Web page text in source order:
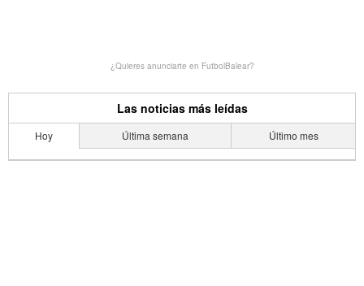
¿Quieres anunciarte en FutbolBalear?
Las noticias más leídas
Hoy Última semana Último mes